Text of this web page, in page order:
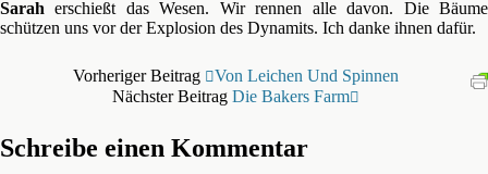
Sarah erschießt das Wesen. Wir rennen alle davon. Die Bäume
schützen uns vor der Explosion des Dynamits. Ich danke ihnen dafür.
Vorheriger Beitrag
Von Leichen Und Spinnen
Nächster Beitrag Die Bakers Farm
Schreibe einen Kommentar